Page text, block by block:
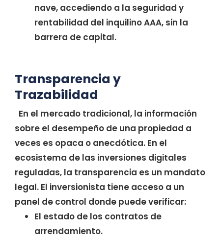
nave, accediendo a la seguridad y
rentabilidad del inquilino AAA, sin la
barrera de capital.
Transparencia y
Trazabilidad
En el mercado tradicional, la información
sobre el desempeño de una propiedad a
veces es opaca o anecdótica. En el
ecosistema de las inversiones digitales
reguladas, la transparencia es un mandato
legal. El inversionista tiene acceso a un
panel de control donde puede verificar:
El estado de los contratos de
arrendamiento.